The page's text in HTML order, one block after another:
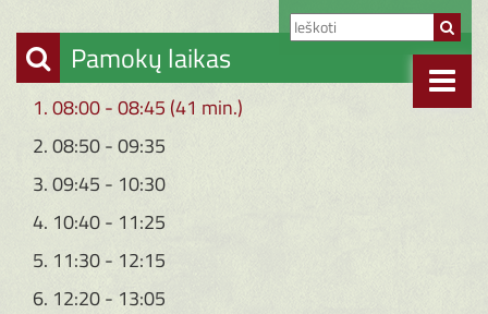
Pamokų laikas
1. 08:00 - 08:45 (41 min.)
2. 08:50 - 09:35
3. 09:45 - 10:30
4. 10:40 - 11:25
5. 11:30 - 12:15
6. 12:20 - 13:05